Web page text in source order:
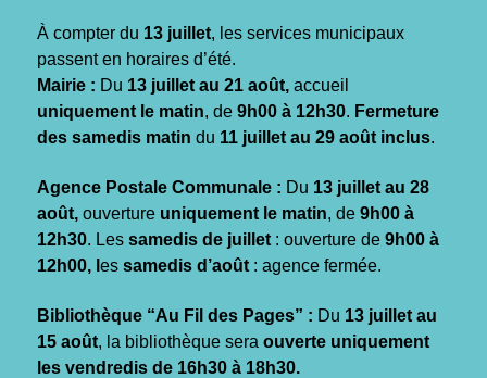
À compter du 13 juillet, les services municipaux
passent en horaires d’été.
Mairie : Du 13 juillet au 21 août, accueil
uniquement le matin, de 9h00 à 12h30. Fermeture
des samedis matin du 11 juillet au 29 août inclus.
Agence Postale Communale : Du 13 juillet au 28
août, ouverture uniquement le matin, de 9h00 à
12h30. Les samedis de juillet : ouverture de 9h00 à
12h00, l es samedis d’août : agence fermée.
Bibliothèque “Au Fil des Pages” : Du 13 juillet au
15 août, la bibliothèque sera ouverte uniquement
les vendredis de 16h30 à 18h30.